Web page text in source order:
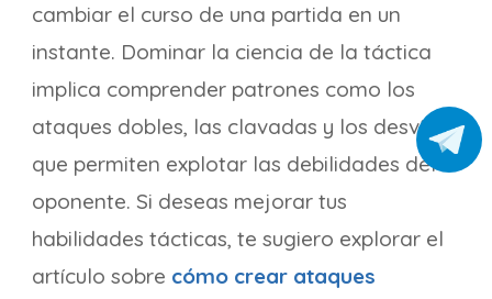
cambiar el curso de una partida en un
instante. Dominar la ciencia de la táctica
implica comprender patrones como los
ataques dobles, las clavadas y los desvíos,
que permiten explotar las debilidades del
oponente. Si deseas mejorar tus
habilidades tácticas, te sugiero explorar el
artículo sobre cómo crear ataques